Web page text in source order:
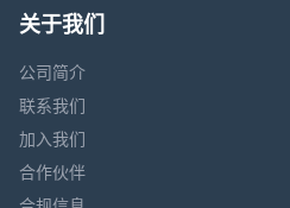
关于我们
公司简介
联系我们
加入我们
合作伙伴